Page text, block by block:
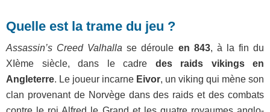
Quelle est la trame du jeu ?
Assassin’s Creed Valhalla se déroule en 843, à la fin du
XIème siècle, dans le cadre des raids vikings en
Angleterre. Le joueur incarne Eivor, un viking qui mène son
clan provenant de Norvège dans des raids et des combats